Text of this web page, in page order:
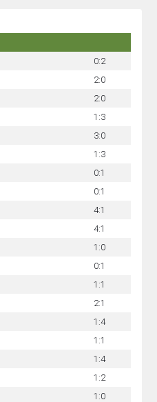
0:2
2:0
2:0
1:3
3:0
1:3
0:1
0:1
4:1
4:1
1:0
0:1
1:1
2:1
1:4
1:1
1:4
1:2
1:0